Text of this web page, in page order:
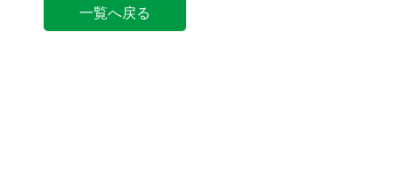
一覧へ戻る